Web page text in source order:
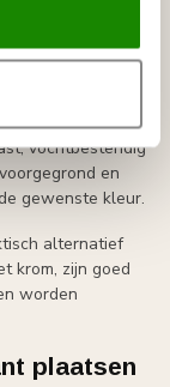
ofpolyurethaan
vochtbestendig
en
gewenste kleur.
alternatief
krom, zijn goed
worden
plaatsen